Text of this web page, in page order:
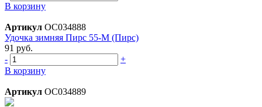
В корзину
Артикул ОС034888
Удочка зимняя Пирс 55-М (Пирс)
91 руб.
-
+
В корзину
Артикул ОС034889